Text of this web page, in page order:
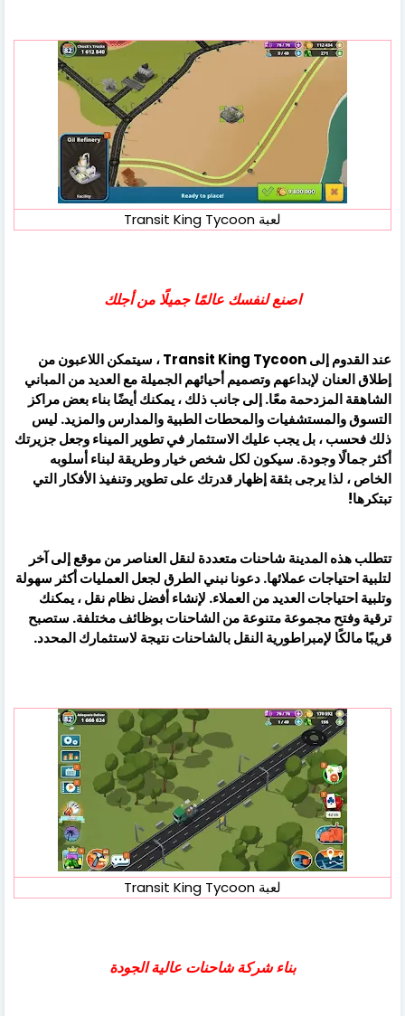
لعبة Transit King Tycoon
اصنع لنفسك عالمًا جميلًا من أجلك
عند القدوم إلى Transit King Tycoon ، سيتمكن اللاعبون من
إطلاق العنان لإبداعهم وتصميم أحيائهم الجميلة مع العديد من المباني
الشاهقة المزدحمة معًا. إلى جانب ذلك ، يمكنك أيضًا بناء بعض مراكز
التسوق والمستشفيات والمحطات الطبية والمدارس والمزيد. ليس
ذلك فحسب ، بل يجب عليك الاستثمار في تطوير الميناء وجعل جزيرتك
أكثر جمالًا وجودة. سيكون لكل شخص خيار وطريقة لبناء أسلوبه
الخاص ، لذا يرجى بثقة إظهار قدرتك على تطوير وتنفيذ الأفكار التي
تبتكرها!
تتطلب هذه المدينة شاحنات متعددة لنقل العناصر من موقع إلى آخر
لتلبية احتياجات عملائها. دعونا نبني الطرق لجعل العمليات أكثر سهولة
وتلبية احتياجات العديد من العملاء. لإنشاء أفضل نظام نقل ، يمكنك
ترقية وفتح مجموعة متنوعة من الشاحنات بوظائف مختلفة. ستصبح
قريبًا مالكًا لإمبراطورية النقل بالشاحنات نتيجة لاستثمارك المحدد.
لعبة Transit King Tycoon
بناء شركة شاحنات عالية الجودة